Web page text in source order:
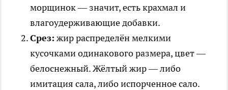
морщинок — значит, есть крахмал и
влагоудерживающие добавки.
Срез: жир распределён мелкими
кусочками одинакового размера, цвет —
белоснежный. Жёлтый жир — либо
имитация сала, либо испорченное сало.